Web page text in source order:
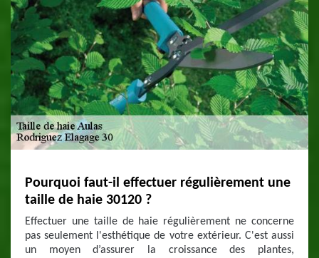
Pourquoi faut-il effectuer régulièrement une
taille de haie 30120 ?
Effectuer une taille de haie régulièrement ne concerne
pas seulement l'esthétique de votre extérieur. C'est aussi
un moyen d’assurer la croissance des plantes,